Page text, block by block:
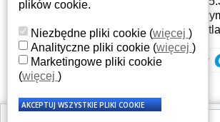
DO LAPTOPA B133EW01 V.2?
Odpowiedni ekran można
konkretnego modelu laptopa,
oznaczenie można znaleźć na
na spodzie laptopa lub pod
również umieszczone na
pęknięty ekran został
Dane osobowe
Adresy
Historia zamówień
plików cookie.
Niezbędne pliki cookie (więcej )
Analityczne pliki cookie (więcej )
Marketingowe pliki cookie
(więcej )